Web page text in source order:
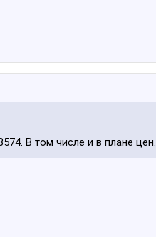
В том числе и в плане цен.